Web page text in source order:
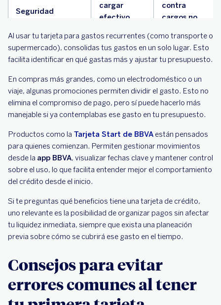
Seguridad
cargar
efectivo
contra
cargos no
Construyes
tu perfil
créditos
Puntualidad
en pagos
Obtienes
puntos o
Términos del
programa
Al usar tu tarjeta para gastos recurrentes (como transporte o
supermercado), consolidas tus gastos en un solo lugar. Esto
facilita identificar en qué gastas más y ajustar tu presupuesto.
En compras más grandes, como un electrodoméstico o un
viaje, algunas promociones permiten dividir el gasto. Esto no
elimina el compromiso de pago, pero sí puede hacerlo más
manejable si ya contemplabas ese gasto en tu presupuesto.
Productos como la Tarjeta Start de BBVA están pensados
para quienes comienzan. Permiten gestionar movimientos
desde la app BBVA, visualizar fechas clave y mantener control
sobre el uso, lo que facilita entender mejor el comportamiento
del crédito desde el inicio.
Si te preguntas qué beneficios tiene una tarjeta de crédito,
uno relevante es la posibilidad de organizar pagos sin afectar
tu liquidez inmediata, siempre que exista una planeación
previa sobre cómo se cubrirá ese gasto en el tiempo.
Consejos para evitar
errores comunes al tener